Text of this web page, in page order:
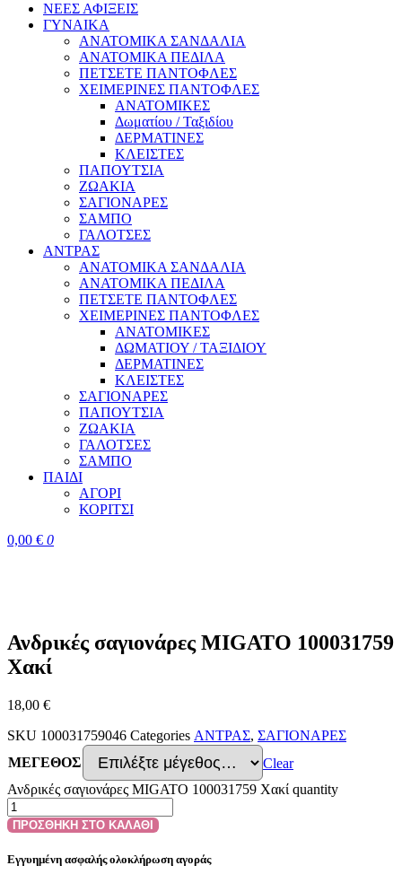
ΝΕΕΣ ΑΦΙΞΕΙΣ
ΓΥΝΑΙΚΑ
ΑΝΑΤΟΜΙΚΑ ΣΑΝΔΑΛΙΑ
ΑΝΑΤΟΜΙΚΑ ΠΕΔΙΛΑ
ΠΕΤΣΕΤΕ ΠΑΝΤΟΦΛΕΣ
ΧΕΙΜΕΡΙΝΕΣ ΠΑΝΤΟΦΛΕΣ
ΑΝΑΤΟΜΙΚΕΣ
Δωματίου / Ταξιδίου
ΔΕΡΜΑΤΙΝΕΣ
ΚΛΕΙΣΤΕΣ
ΠΑΠΟΥΤΣΙΑ
ΖΩΑΚΙΑ
ΣΑΓΙΟΝΑΡΕΣ
ΣΑΜΠΟ
ΓΑΛΟΤΣΕΣ
ΑΝΤΡΑΣ
ΑΝΑΤΟΜΙΚΑ ΣΑΝΔΑΛΙΑ
ΑΝΑΤΟΜΙΚΑ ΠΕΔΙΛΑ
ΠΕΤΣΕΤΕ ΠΑΝΤΟΦΛΕΣ
ΧΕΙΜΕΡΙΝΕΣ ΠΑΝΤΟΦΛΕΣ
ΑΝΑΤΟΜΙΚΕΣ
ΔΩΜΑΤΙΟΥ / ΤΑΞΙΔΙΟΥ
ΔΕΡΜΑΤΙΝΕΣ
ΚΛΕΙΣΤΕΣ
ΣΑΓΙΟΝΑΡΕΣ
ΠΑΠΟΥΤΣΙΑ
ΖΩΑΚΙΑ
ΓΑΛΟΤΣΕΣ
ΣΑΜΠΟ
ΠΑΙΔΙ
ΑΓΟΡΙ
ΚΟΡΙΤΣΙ
0,00 € 0
Ανδρικές σαγιονάρες MIGATO 100031759
Χακί
18,00 €
SKU 100031759046 Categories ΑΝΤΡΑΣ, ΣΑΓΙΟΝΑΡΕΣ
ΜΕΓΕΘΟΣ
Clear
Ανδρικές σαγιονάρες MIGATO 100031759 Χακί quantity
ΠΡΟΣΘΗΚΗ ΣΤΟ ΚΑΛΑΘΙ
Εγγυημένη ασφαλής ολοκλήρωση αγοράς